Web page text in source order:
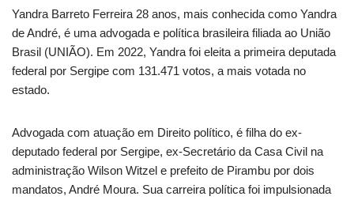
Yandra Barreto Ferreira 28 anos, mais conhecida como Yandra
de André, é uma advogada e política brasileira filiada ao União
Brasil (UNIÃO). Em 2022, Yandra foi eleita a primeira deputada
federal por Sergipe com 131.471 votos, a mais votada no
estado.
Advogada com atuação em Direito político, é filha do ex-
deputado federal por Sergipe, ex-Secretário da Casa Civil na
administração Wilson Witzel e prefeito de Pirambu por dois
mandatos, André Moura. Sua carreira política foi impulsionada